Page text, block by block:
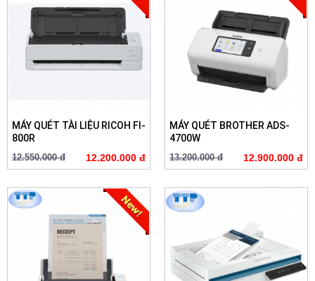
MÁY QUÉT TÀI LIỆU RICOH FI-
800R
12.550.000 đ 12.200.000 đ
MÁY QUÉT BROTHER ADS-
4700W
13.200.000 đ 12.900.000 đ